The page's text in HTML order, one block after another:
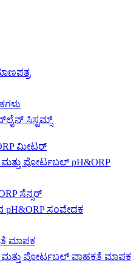
ಸಿಸ್ಟಮ್ಸ್
ಮೀಟರ್
ಪೋರ್ಟಬಲ್ pH&ORP
ಸೆನ್ಸರ್
pH&ORP ಸಂವೇದಕ
ಮಾಪಕ
ಪೋರ್ಟಬಲ್ ವಾಹಕತೆ ಮಾಪಕ